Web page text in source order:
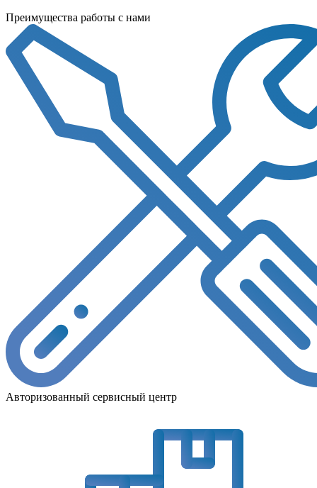
Преимущества работы с нами
Авторизованный сервисный центр